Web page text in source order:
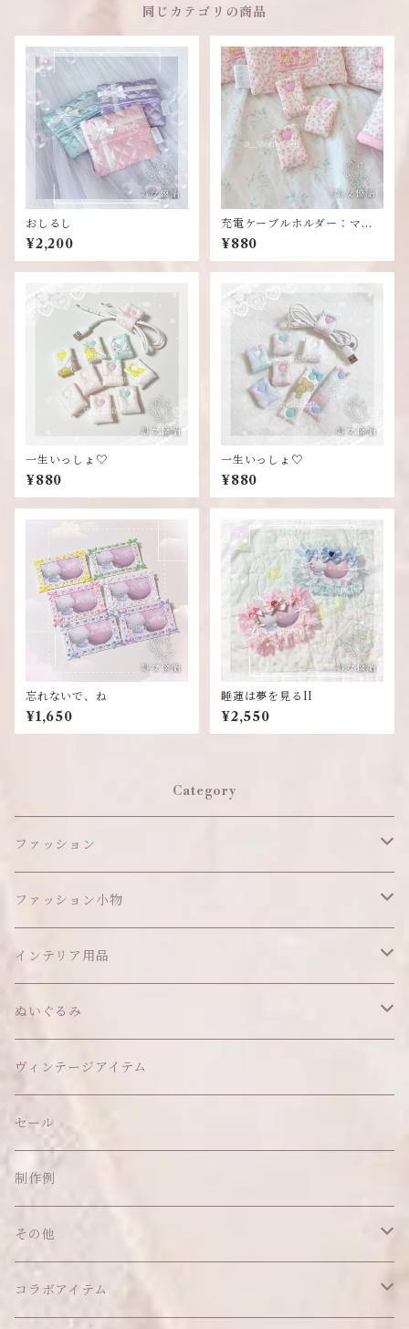
同じカテゴリの商品
おしるし
¥2,200
充電ケーブルホルダー：ママ
のハンドメイドシリーズ
¥880
一生いっしょ♡
¥880
一生いっしょ♡
¥880
忘れないで、ね
¥1,650
睡蓮は夢を見るII
¥2,550
Category
ファッション
ワンピース
アウター
トップス
ボトムス
ファッション小物
ヘッドアイテム
ヘアクリップ
ヘッドドレス
アクセサリー
イヤリング
ピアス
ブレスレット
ソックス
バッグ
ショルダーバッグ
お散歩バッグ
ポーチ
コインケース
カードケース
キーホルダー
その他
インテリア用品
オブジェ
ウォールデコ
その他
ティッシュケース
クッション・座布団
ハンガー
マット
ぬいぐるみ
ぬいちゃん本体
アクセサリー
ヘッドドレス Sサイズ
ヘッドドレス Mサイズ
アウトフィット
その他
ヴィンテージアイテム
セール
制作例
その他
あこがれシリーズ
コラボアイテム